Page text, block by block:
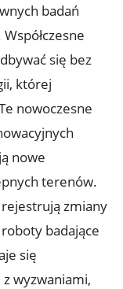
badań
⁤się ⁤bez
której
nowoczesne
nowe
terenów.
‌zmiany⁤
‍badające
się
wyzwaniami,⁣